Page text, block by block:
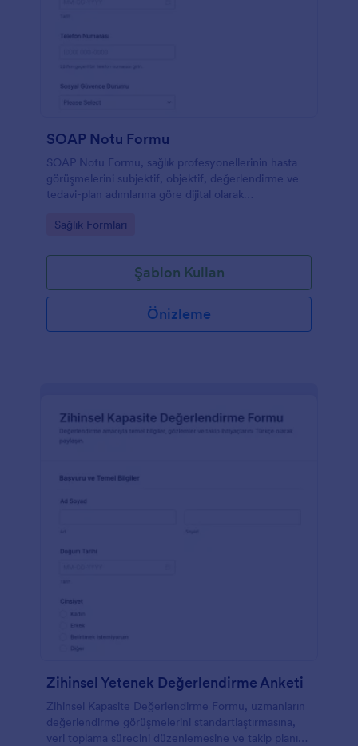
SOAP Notu Formu
SOAP Notu Formu, sağlık profesyonellerinin hasta
görüşmelerini subjektif, objektif, değerlendirme ve
tedavi-plan adımlarına göre dijital olarak
form şablonudur.
Go to Category:
Sağlık Formları
Şablon Kullan
Önizleme
Zihinsel Yetenek Değerlendirme Anketi
Zihinsel Kapasite Değerlendirme Formu, uzmanların
değerlendirme görüşmelerini standartlaştırmasına,
veri toplama sürecini düzenlemesine ve takip planını